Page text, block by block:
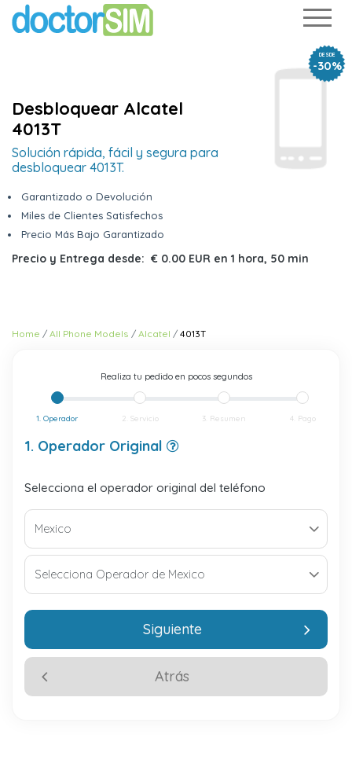
DESDE
-30%
Desbloquear Alcatel
4013T
Solución rápida, fácil y segura para
desbloquear 4013T.
Garantizado o Devolución
Miles de Clientes Satisfechos
Precio Más Bajo Garantizado
Precio y Entrega desde: € 0.00 EUR en 1 hora, 50 min
Home All Phone Models Alcatel 4013T
Realiza tu pedido en pocos segundos
1. Operador 2. Servicio 3. Resumen 4. Pago
1. Operador Original
Selecciona el operador original del teléfono
Atrás
Siguiente